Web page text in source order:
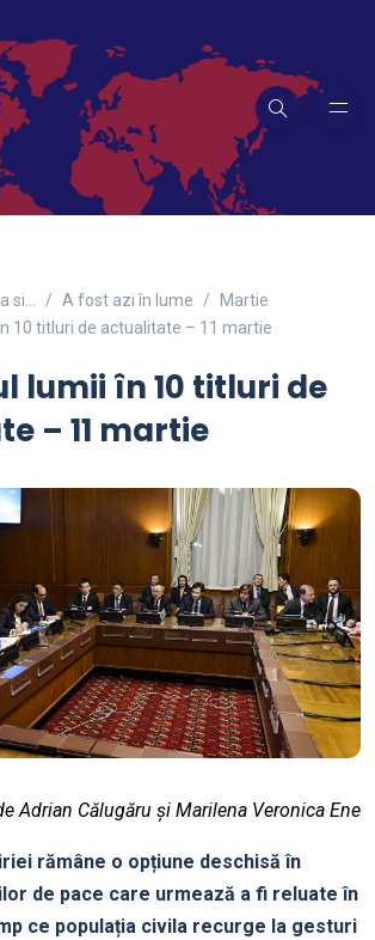
si… A fost azi în lume
Martie
10 titluri de actualitate – 11 martie
lumii în 10 titluri de
– 11 martie
Adrian Călugăru și Marilena Veronica Ene
rămâne o opțiune deschisă în
de pace care urmează a fi reluate în
ce populația civila recurge la gesturi